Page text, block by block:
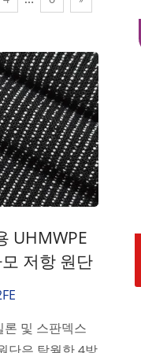
UHMWPE
저항 원단
론 및 스판덱스